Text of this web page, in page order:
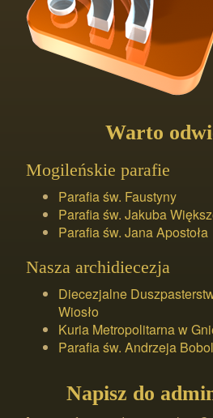
Warto
Mogileńskie parafie
Parafia św. Faustyny
Parafia św. Jakuba
Parafia św. Jana Apostoła
Nasza archidiecezja
Diecezjalne
Wiosło
Kuria Metropolitarna w
Parafia św. Andrzeja
Napisz do